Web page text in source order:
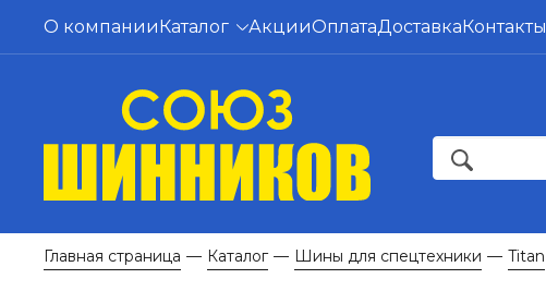
О компанииКаталог АкцииОплатаДоставкаКонтакты
Главная страница — Каталог — Шины для спецтехники — Titan